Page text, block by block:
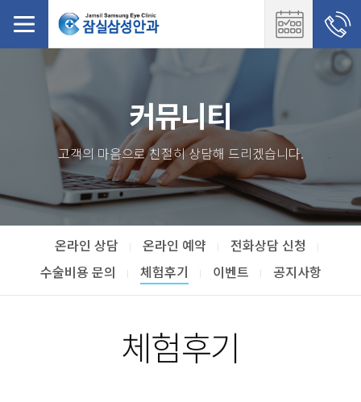
커뮤니티
고객의 마음으로 친절히 상담해 드리겠습니다.
온라인 상담 온라인 예약
전화상담 신청
수술비용 문의
체험후기 이벤트 공지사항
체험후기